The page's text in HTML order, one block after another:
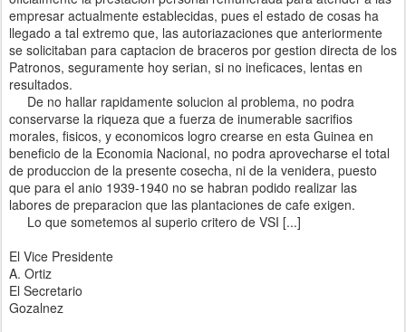
empresar actualmente establecidas, pues el estado de cosas ha
llegado a tal extremo que, las autoriazaciones que anteriormente
se solicitaban para captacion de braceros por gestion directa de los
Patronos, seguramente hoy serian, si no ineficaces, lentas en
resultados.
De no hallar rapidamente solucion al problema, no podra
conservarse la riqueza que a fuerza de inumerable sacrifios
morales, fisicos, y economicos logro crearse en esta Guinea en
beneficio de la Economia Nacional, no podra aprovecharse el total
de produccion de la presente cosecha, ni de la venidera, puesto
que para el anio 1939-1940 no se habran podido realizar las
labores de preparacion que las plantaciones de cafe exigen.
Lo que sometemos al superio critero de VSI [...]
El Vice Presidente
A. Ortiz
El Secretario
Gozalnez